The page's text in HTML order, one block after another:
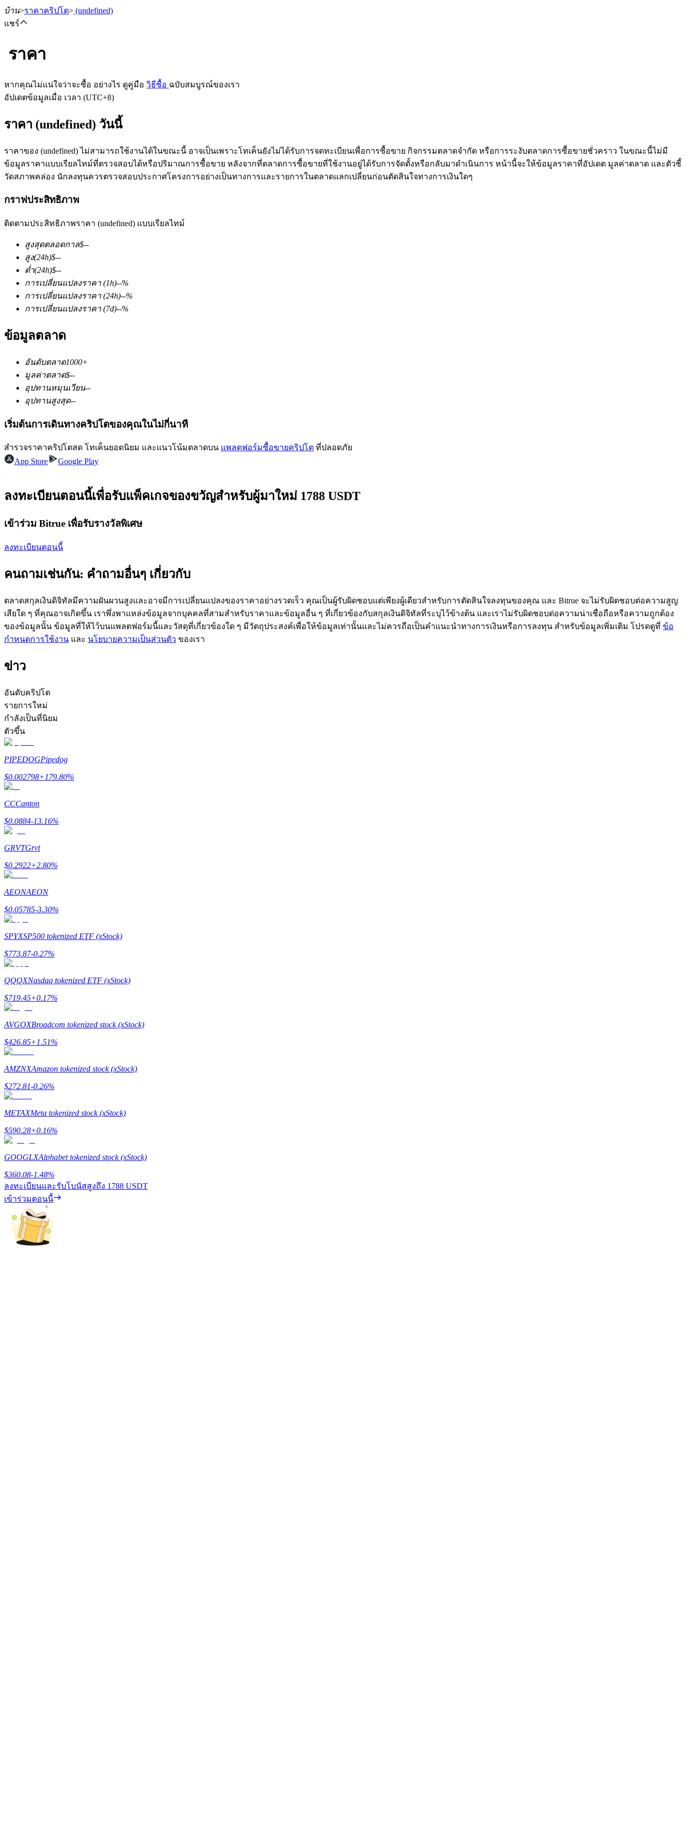
ฟิวเจอร์สสกุลเงินดิจิทัล
TradFi
อนุพันธ์ของหุ้น ฟอเร็กซ์ โลหะมีค่า และสินค้าโภคภัณฑ์
ฟิวเจอร์ส USDC
ฟิวเจอร์สที่ใช้ USDC เป็นหลักประกัน
คัดลอกการซื้อขาย
เป็นเทรดเดอร์คัดลอก
เพลิดเพลินกับการแบ่งปันผลกำไรและค่าคอมมิชชั่นการคัดลอกการซื้อขาย
ข้อมูล
การวิเคราะห์ข้อมูลขนาดใหญ่ รวมถึงข้อมูลการค้า ฯลฯ
แนะนำ
คู่มือเริ่มต้นฟิวเจอร์ส
เรียนรู้วิธีการรักษาผลกำไร
บ้าน>ราคาคริปโต> (undefined)
แชร์
ราคา
หากคุณไม่แน่ใจว่าจะซื้อ อย่างไร ดูคู่มือ วิธีซื้อ ฉบับสมบูรณ์ของเรา
อัปเดตข้อมูลเมื่อ เวลา (UTC+8)
ราคา (undefined) วันนี้
ราคาของ (undefined) ไม่สามารถใช้งานได้ในขณะนี้ อาจเป็นเพราะโทเค็นยังไม่ได้รับการจดทะเบียนเพื่อการซื้อขาย กิจกรรมตลาดจำกัด หรือการระงับตลาดการซื้อขายชั่วคราว ในขณะนี้ไม่มี
ข้อมูลราคาแบบเรียลไทม์ที่ตรวจสอบได้หรือปริมาณการซื้อขาย หลังจากที่ตลาดการซื้อขายที่ใช้งานอยู่ได้รับการจัดตั้งหรือกลับมาดำเนินการ หน้านี้จะให้ข้อมูลราคาที่อัปเดต มูลค่าตลาด และตัวชี้
วัดสภาพคล่อง นักลงทุนควรตรวจสอบประกาศโครงการอย่างเป็นทางการและรายการในตลาดแลกเปลี่ยนก่อนตัดสินใจทางการเงินใดๆ
กราฟประสิทธิภาพ
ติดตามประสิทธิภาพราคา (undefined) แบบเรียลไทม์
สูงสุดตลอดกาล$--
สูง(24h)$--
ต่ำ(24h)$--
การเปลี่ยนแปลงราคา (1h)--%
การเปลี่ยนแปลงราคา (24h)--%
การเปลี่ยนแปลงราคา (7d)--%
ข้อมูลตลาด
อันดับตลาด1000+
มูลค่าตลาด$--
อุปทานหมุนเวียน--
อุปทานสูงสุด--
เริ่มต้นการเดินทางคริปโตของคุณในไม่กี่นาที
สำรวจราคาคริปโตสด โทเค็นยอดนิยม และแนวโน้มตลาดบน แพลตฟอร์มซื้อขายคริปโต ที่ปลอดภัย
App Store
Google Play
ลงทะเบียนตอนนี้เพื่อรับแพ็คเกจของขวัญสำหรับผู้มาใหม่ 1788 USDT
เข้าร่วม Bitrue เพื่อรับรางวัลพิเศษ
ลงทะเบียนตอนนี้
คนถามเช่นกัน: คำถามอื่นๆ เกี่ยวกับ
ตลาดสกุลเงินดิจิทัลมีความผันผวนสูงและอาจมีการเปลี่ยนแปลงของราคาอย่างรวดเร็ว คุณเป็นผู้รับผิดชอบแต่เพียงผู้เดียวสำหรับการตัดสินใจลงทุนของคุณ และ Bitrue จะไม่รับผิดชอบต่อความสูญ
เสียใด ๆ ที่คุณอาจเกิดขึ้น เราพึ่งพาแหล่งข้อมูลจากบุคคลที่สามสำหรับราคาและข้อมูลอื่น ๆ ที่เกี่ยวข้องกับสกุลเงินดิจิทัลที่ระบุไว้ข้างต้น และเราไม่รับผิดชอบต่อความน่าเชื่อถือหรือความถูกต้อง
ของข้อมูลนั้น ข้อมูลที่ให้ไว้บนแพลตฟอร์มนี้และวัสดุที่เกี่ยวข้องใด ๆ มีวัตถุประสงค์เพื่อให้ข้อมูลเท่านั้นและไม่ควรถือเป็นคำแนะนำทางการเงินหรือการลงทุน สำหรับข้อมูลเพิ่มเติม โปรดดูที่ ข้อ
กำหนดการใช้งาน และ นโยบายความเป็นส่วนตัว ของเรา
ข่าว
อันดับคริปโต
รายการใหม่
กำลังเป็นที่นิยม
ตัวขึ้น
PIPEDOGPipedog
$0.002798+179.80%
CCCanton
$0.0884-13.16%
GRVTGrvt
$0.2922+2.80%
AEONAEON
$0.05785-3.30%
SPYXSP500 tokenized ETF (xStock)
$773.87-0.27%
QQQXNasdaq tokenized ETF (xStock)
$719.45+0.17%
AVGOXBroadcom tokenized stock (xStock)
$426.85+1.51%
AMZNXAmazon tokenized stock (xStock)
$272.81-0.26%
METAXMeta tokenized stock (xStock)
$590.28+0.16%
GOOGLXAlphabet tokenized stock (xStock)
$360.08-1.48%
ลงทะเบียนและรับโบนัสสูงถึง 1788 USDT
เข้าร่วมตอนนี้